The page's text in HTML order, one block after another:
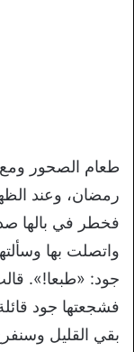
طعام الصحور
رمضان، وعند
فخطر في بالها
واتصلت بها
جود: «طبعا!».
فشجعتها جود
بقي القليل